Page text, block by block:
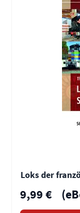
Loks der
9,99 €